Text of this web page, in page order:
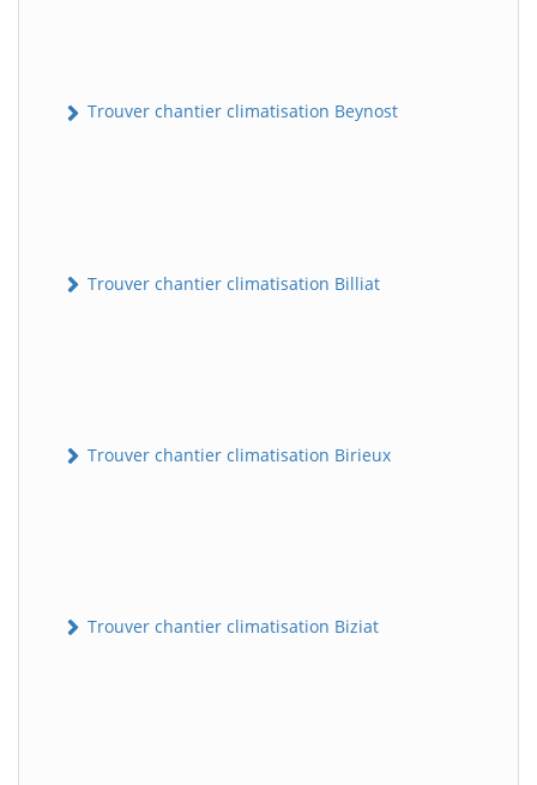
Trouver chantier climatisation Beynost
Trouver chantier climatisation Billiat
Trouver chantier climatisation Birieux
Trouver chantier climatisation Biziat